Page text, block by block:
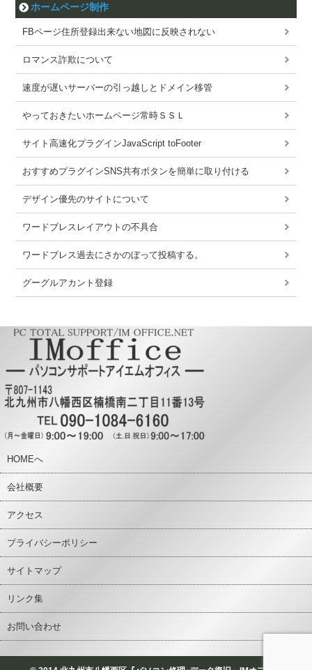
ホームページ制作
FBページ住所登録出来ない地図に反映されない
ロマンス詐欺について
速度が遅いサーバーの引っ越しとドメイン移管
やっておきたいホームページ常時ＳＳＬ
サイト高速化プラグインJavaScript toFooter
おすすめプラグインSNS共有ボタンを簡単に取り付ける
デザイン優先のサイトについて
ワードブレスレイアウトの不具合
ワードブレス過去にさかのぼって投稿する。
グーグルアカント登録
HOMEへ
会社概要
アクセス
プライバシーポリシー
サイトマップ
リンク集
お問い合わせ